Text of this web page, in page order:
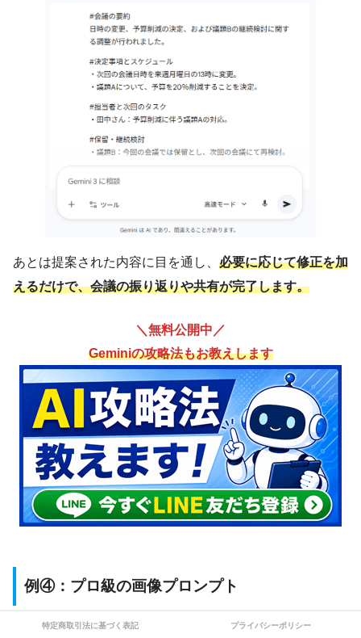
あとは提案された内容に目を通し、 必要に応じて修正を加
えるだけで、会議の振り返りや共有が完了します。
＼無料公開中／
Geminiの攻略法もお教えします
例④：プロ級の画像プロンプト
難易度の高い画像生成プロンプトも、専用のGemを用意
特定商取引法に基づく表記 プライバシーポリシー